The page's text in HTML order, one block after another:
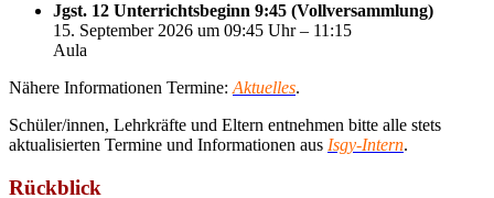
Jgst. 12 Unterrichtsbeginn 9:45 (Vollversammlung)
15. September 2026 um 09:45 Uhr – 11:15
Aula
Nähere Informationen Termine: Aktuelles.
Schüler/innen, Lehrkräfte und Eltern entnehmen bitte alle stets
aktualisierten Termine und Informationen aus Isgy-Intern.
Rückblick